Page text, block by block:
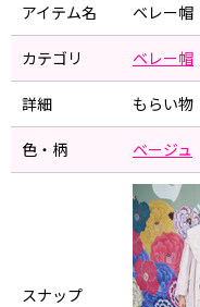
アイテム名 ベレー帽
カテゴリ ベレー帽
詳細 もらい物
色・柄 ベージュ
スナップ